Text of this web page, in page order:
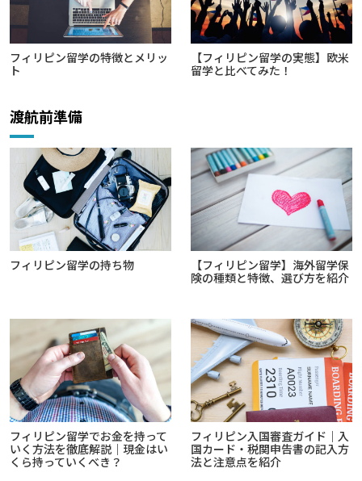
フィリピン留学の特徴とメリッ
ト
【フィリピン留学の実態】欧米
留学と比べてみた！
渡航前準備
フィリピン留学の持ち物
【フィリピン留学】海外留学保
険の種類と特徴、選び方を紹介
フィリピン留学でお金を持って
いく方法を徹底解説｜現金はい
くら持っていくべき？
フィリピン入国審査ガイド｜入
国カード・税関申告書の記入方
法と注意点を紹介